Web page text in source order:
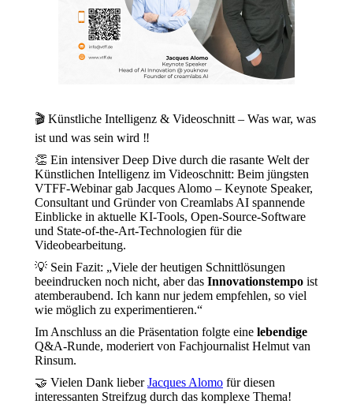
🎬 Künstliche Intelligenz & Videoschnitt – Was war, was
ist und was sein wird ‼️
👏 Ein intensiver Deep Dive durch die rasante Welt der
Künstlichen Intelligenz im Videoschnitt: Beim jüngsten
VTFF-Webinar gab Jacques Alomo – Keynote Speaker,
Consultant und Gründer von Creamlabs AI spannende
Einblicke in aktuelle KI-Tools, Open-Source-Software
und State-of-the-Art-Technologien für die
Videobearbeitung.
💡 Sein Fazit: „Viele der heutigen Schnittlösungen
beeindrucken noch nicht, aber das Innovationstempo ist
atemberaubend. Ich kann nur jedem empfehlen, so viel
wie möglich zu experimentieren.“
Im Anschluss an die Präsentation folgte eine lebendige
Q&A-Runde, moderiert von Fachjournalist Helmut van
Rinsum.
🤝 Vielen Dank lieberJacques Alomo für diesen
interessanten Streifzug durch das komplexe Thema!